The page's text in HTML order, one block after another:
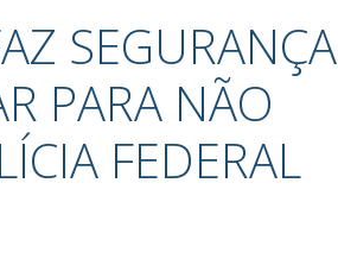
SEGURANÇA
PARA NÃO
FEDERAL